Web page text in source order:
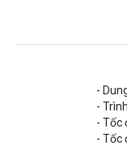
-
-
- Tốc
- Tốc